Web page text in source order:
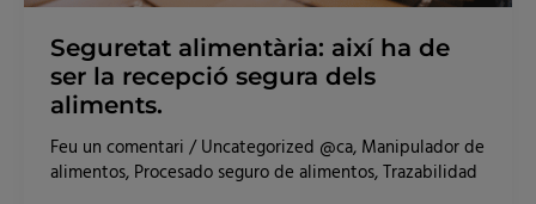
Seguretat alimentària: així ha de
ser la recepció segura dels
aliments.
Feu un comentari / Uncategorized @ca, Manipulador de
alimentos, Procesado seguro de alimentos, Trazabilidad